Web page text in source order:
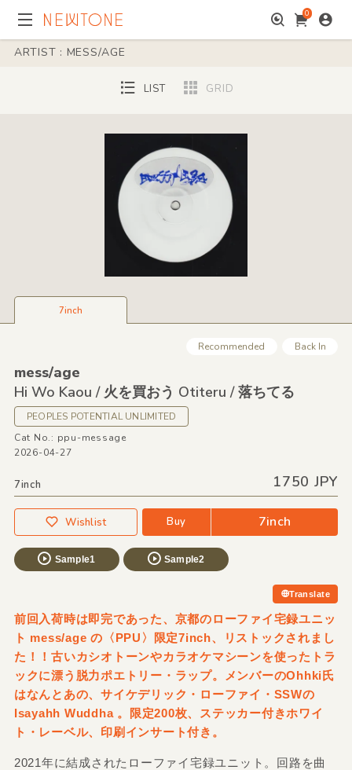
0
ARTIST : MESS/AGE
LIST GRID
7inch
Recommended Back In
mess/age
Hi Wo Kaou /火を買おう Otiteru /落ちてる
PEOPLES POTENTIAL UNLIMITED
Cat No.: ppu-message
2026-04-27
7inch 1750 JPY
Wishlist Buy 7inch
Sample1 Sample2
Translate
前回入荷時は即完であった、京都のローファイ宅録ユニッ
ト mess/age の〈PPU〉限定7inch、リストックされまし
た！！古いカシオトーンやカラオケマシーンを使ったトラ
ックに漂う脱力ポエトリー・ラップ。メンバーのOhhki氏
はなんとあの、サイケデリック・ローファイ・SSWの
Isayahh Wuddha 。限定200枚、ステッカー付きホワイ
ト・レーベル、印刷インサート付き。
2021年に結成されたローファイ宅録ユニット。回路を曲